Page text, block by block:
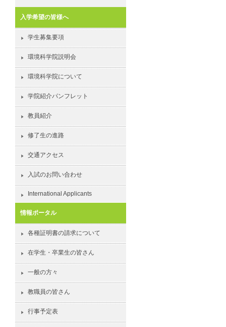
入学希望の皆様へ
学生募集要項
環境科学院説明会
環境科学院について
学院紹介パンフレット
教員紹介
修了生の進路
交通アクセス
入試のお問い合わせ
International Applicants
情報ポータル
各種証明書の請求について
在学生・卒業生の皆さん
一般の方々
教職員の皆さん
行事予定表